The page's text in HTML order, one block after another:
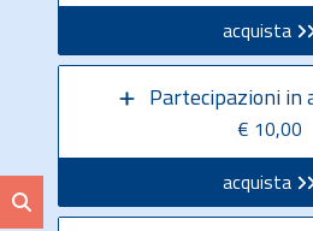
acquista
Partecipazioni in
€ 10,00
acquista